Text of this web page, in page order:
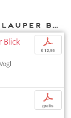
Weitere Texte von Anja Lauper bei DIAPHANES
Blick p
€ 12,95
p
gratis